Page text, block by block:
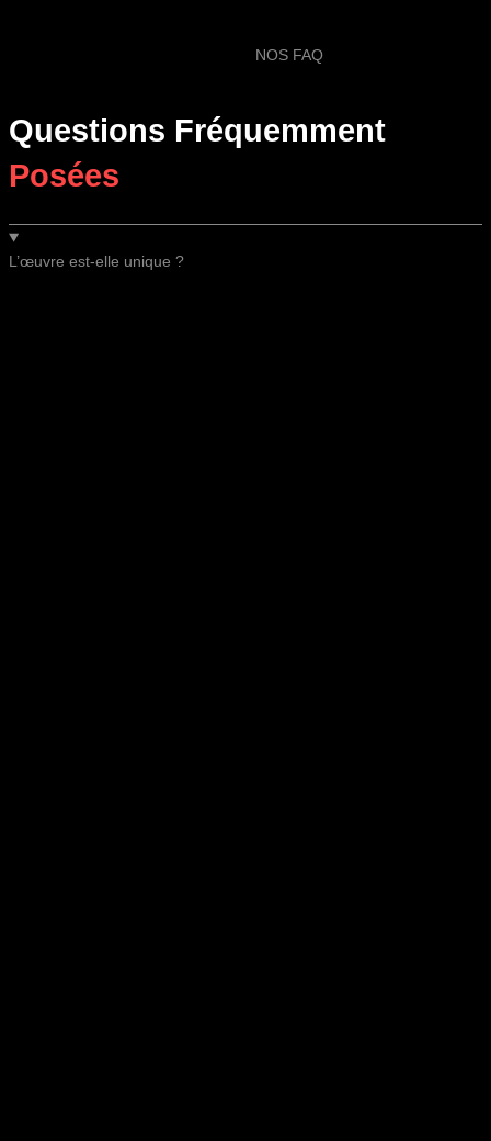
NOS FAQ
Questions Fréquemment
Posées
L’œuvre est-elle unique ?